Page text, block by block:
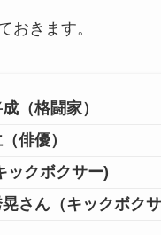
おきます。
（格闘家）
俳優）
ックボクサー)
さん（キックボクサ